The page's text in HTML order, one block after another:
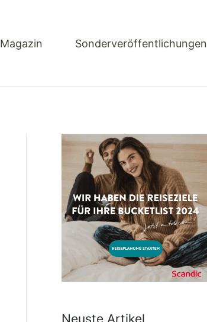
Magazin Sonderveröffentlichungen
Neuste Artikel